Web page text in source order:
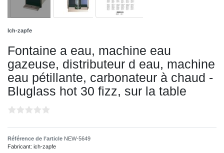
Ich-zapfe
Fontaine a eau, machine eau
gazeuse, distributeur d eau, machine
eau pétillante, carbonateur à chaud -
Bluglass hot 30 fizz, sur la table
Référence de l’article NEW-5649
Fabricant: ich-zapfe